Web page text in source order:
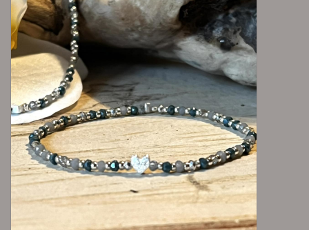
Blütenkranzkollektion
I ❤️ bayerischer Wald Armband
Lieblingsmensch Kollektion
Ohrringe & Ohrstecker
Armbänder
Tücher